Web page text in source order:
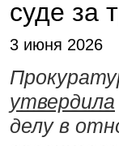
суде за
3 июня 2026
утвердила
делу в